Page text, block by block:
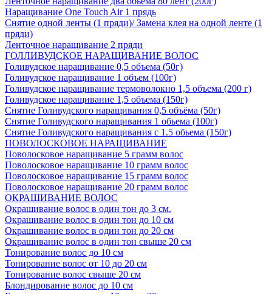
Наращивание One Touch Air 1 прядь
Снятие одной ленты (1 пряди)/ Замена клея на одной ленте (1
пряди)
Ленточное наращивание 2 пряди
ГОЛЛИВУДСКОЕ НАРАЩИВАНИЕ ВОЛОС
Голивудское наращивание 0,5 объема (50г)
Голивудское наращивание 1 объем (100г)
Голивудское наращивание термоволокно 1,5 объема (200 г)
Голивудское наращивание 1,5 объема (150г)
Снятие Голивудского наращивания 0,5 объёма (50г)
Снятие Голивудского наращивания 1 обьема (100г)
Снятие Голивудского наращивания с 1.5 обьема (150г)
ПОВОЛОСКОВОЕ НАРАЩИВАНИЕ
Поволосковое наращивание 5 грамм волос
Поволосковое наращивание 10 грамм волос
Поволосковое наращивание 15 грамм волос
Поволосковое наращивание 20 грамм волос
ОКРАШИВАНИЕ ВОЛОС
Окрашивание волос в один тон до 3 см.
Окрашивание волос в один тон до 10 см
Окрашивание волос в один тон до 20 см
Окрашивание волос в один тон свыше 20 см
Тонирование волос до 10 см
Тонирование волос от 10 до 20 см
Тонирование волос свыше 20 см
Блондирование волос до 10 см